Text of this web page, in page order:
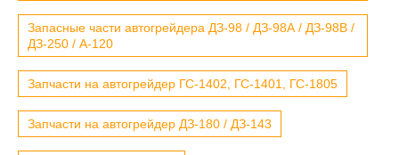
Запасные части автогрейдера ДЗ-98 / ДЗ-98А / ДЗ-98В /
ДЗ-250 / А-120
Запчасти на автогрейдер ГС-1402, ГС-1401, ГС-1805
Запчасти на автогрейдер ДЗ-180 / ДЗ-143